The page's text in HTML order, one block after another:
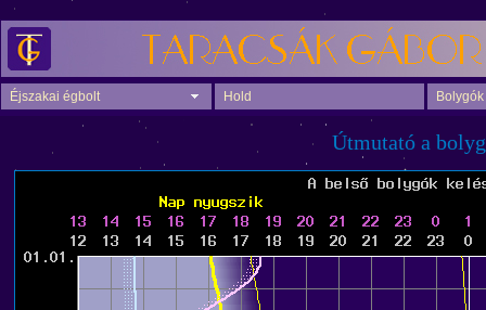
Éjszakai égbolt Hold Bolygók
Útmutató a